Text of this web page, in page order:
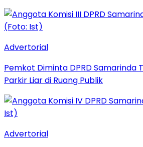
Advertorial
Pemkot Diminta DPRD Samarinda
Parkir Liar di Ruang Publik
Advertorial